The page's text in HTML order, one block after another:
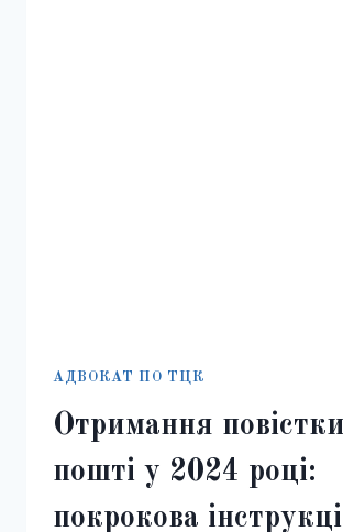
АДВОКАТ ПО ТЦК
Отримання
пошті у 2024 році:
покрокова